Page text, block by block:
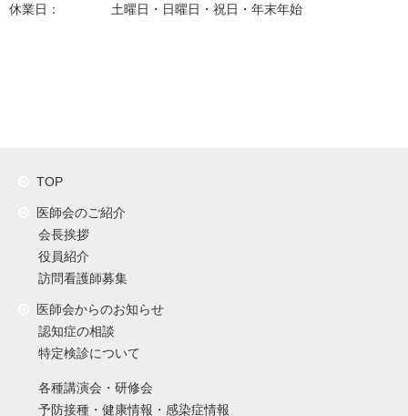
休業日： 土曜日・日曜日・祝日・年末年始
TOP
医師会のご紹介
会長挨拶
役員紹介
訪問看護師募集
医師会からのお知らせ
認知症の相談
特定検診について
各種講演会・研修会
予防接種・健康情報・感染症情報